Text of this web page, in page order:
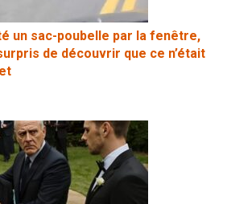
un sac-poubelle par la fenêtre,
de découvrir que ce n’était